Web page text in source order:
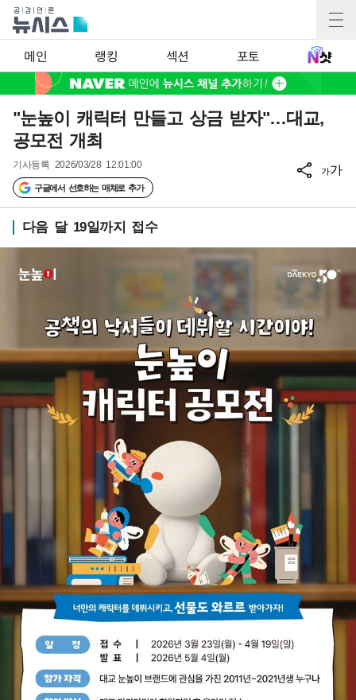
메인 랭킹 섹션 포토
"눈높이 캐릭터 만들고 상금 받자"…대교,
공모전 개최
기사등록 2026/03/28 12:01:00
구글에서 선호하는 매체로 추가
가가
다음 달 19일까지 접수